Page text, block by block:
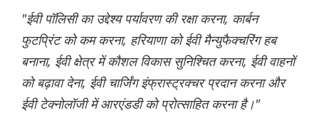
"ईवी पॉलिसी का उद्देश्य पर्यावरण की रक्षा करना, कार्बन
फुटप्रिंट को कम करना, हरियाणा को ईवी मैन्युफैक्चरिंग हब
बनाना, ईवी क्षेत्र में कौशल विकास सुनिश्चित करना, ईवी वाहनों
को बढ़ावा देना, ईवी चार्जिंग इंफ्रास्ट्रक्चर प्रदान करना और
ईवी टेक्नोलॉजी में आरएंडडी को प्रोत्साहित करना है।"